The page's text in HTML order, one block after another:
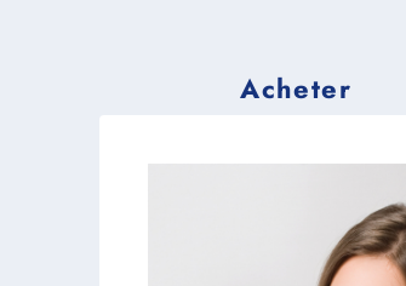
Acheter